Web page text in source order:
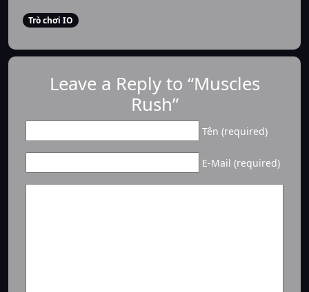
Trò chơi IO
Leave a Reply to “Muscles
Rush”
Tên (required)
E-Mail (required)